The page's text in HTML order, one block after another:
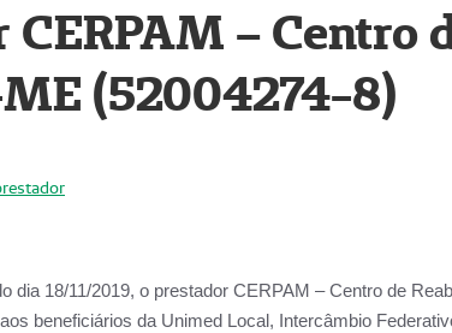
CERPAM – Centro
(52004274-8)
dia 18/11/2019, o prestador CERPAM – Centro de
beneficiários da Unimed Local, Intercâmbio